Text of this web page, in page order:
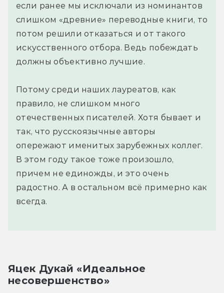
если ранее мы исключали из номинантов
слишком «древние» переводные книги, то
потом решили отказаться и от такого
искусственного отбора. Ведь побеждать
должны объективно лучшие.
Потому среди наших лауреатов, как
правило, не слишком много
отечественных писателей. Хотя бывает и
так, что русскоязычные авторы
опережают именитых зарубежных коллег.
В этом году такое тоже произошло,
причем не единожды, и это очень
радостно. А в остальном всё примерно как
всегда.
Яцек Дукай «Идеальное
несовершенство»